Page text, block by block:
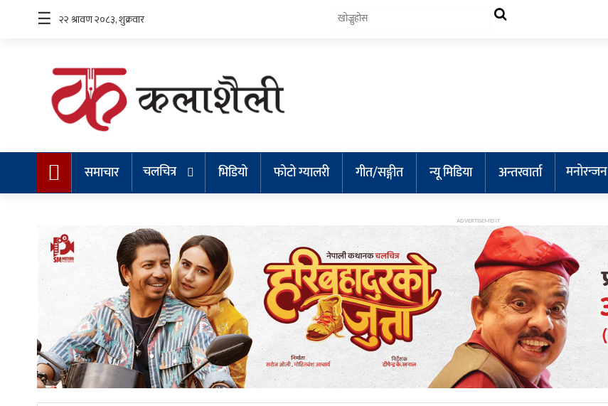
समाचार
चलचित्र
भिडियो
ग्यालरी
गीत/
सङ्गीत
मिडिया
अन्तरवार्ता
मनोरन्जन
☰
समाचार चलचित्र भिडियो फोटो ग्यालरी गीत/सङ्गीत न्यू मिडिया अन्तरवार्ता मनोरन्जन
ADVERTISEMENT